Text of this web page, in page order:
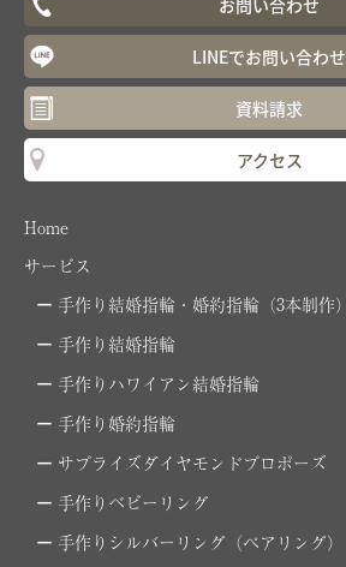
LINEでお問い合わせ
資料請求
アクセス
Home
サービス
手作り結婚指輪・婚約指輪（3本制作）
手作り結婚指輪
手作りハワイアン結婚指輪
手作り婚約指輪
サプライズダイヤモンドプロポーズ
手作りベビーリング
手作りシルバーリング（ペアリング）